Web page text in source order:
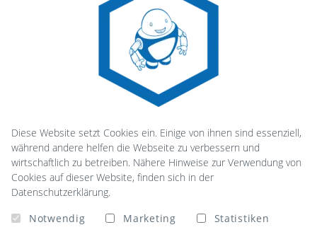
Diese Website setzt Cookies ein. Einige von ihnen sind essenziell,
während andere helfen die Webseite zu verbessern und
wirtschaftlich zu betreiben. Nähere Hinweise zur Verwendung von
Cookies auf dieser Website, finden sich in der
Datenschutzerklärung.
Notwendig
Marketing Statistiken